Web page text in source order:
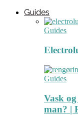
Guides
Guides
Guides
Vask
man? |